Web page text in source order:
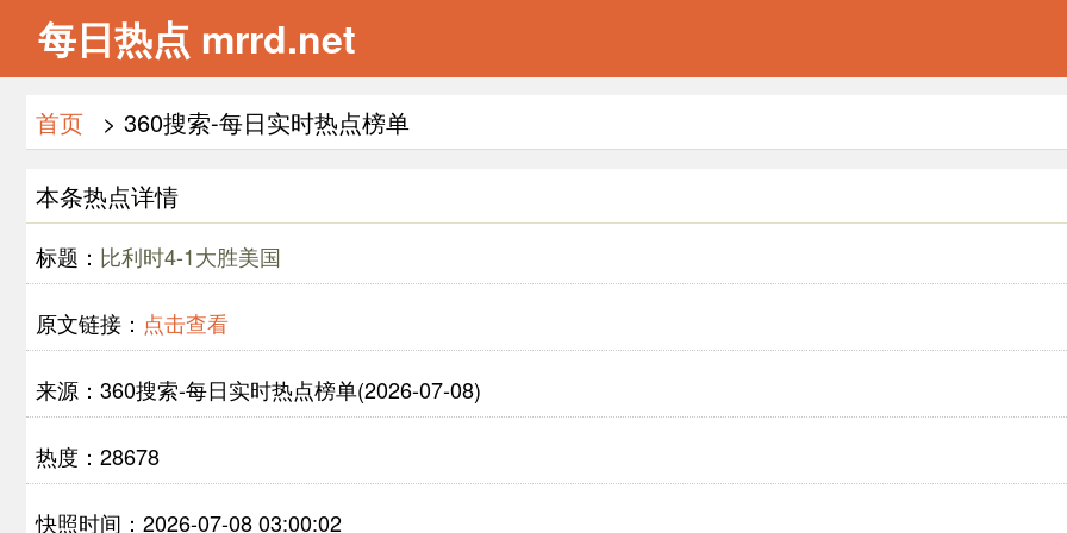
每日热点 mrrd.net
首页 > 360搜索-每日实时热点榜单
本条热点详情
标题： 比利时4-1大胜美国
原文链接： 点击查看
来源：360搜索-每日实时热点榜单(2026-07-08)
热度：28678
快照时间：2026-07-08 03:00:02